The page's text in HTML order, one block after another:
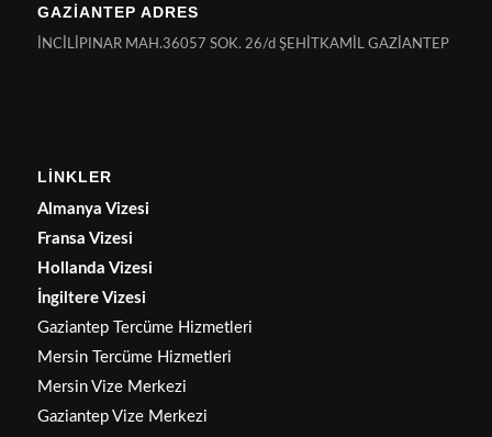
GAZİANTEP ADRES
İNCİLİPINAR MAH.36057 SOK. 26/d ŞEHİTKAMİL GAZİANTEP
LİNKLER
Almanya Vizesi
Fransa Vizesi
Hollanda Vizesi
İngiltere Vizesi
Gaziantep Tercüme Hizmetleri
Mersin Tercüme Hizmetleri
Mersin Vize Merkezi
Gaziantep Vize Merkezi